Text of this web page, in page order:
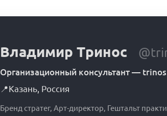
Владимир Тринос
Организационный консультант —
📍Казань, Россия
Бренд стратег, Арт-директор, Гештальт